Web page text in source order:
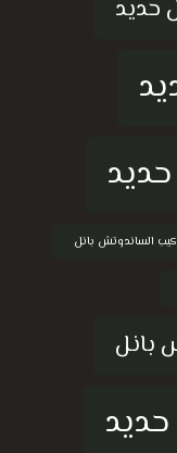
حديد
الساندوتش بانل
بانل